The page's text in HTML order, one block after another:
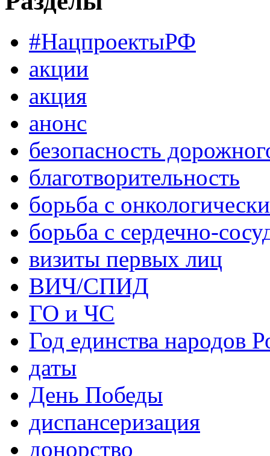
#НацпроектыРФ
акции
акция
анонс
безопасность
благотворительность
борьба с
борьба с сердечно-
визиты первых лиц
ВИЧ/СПИД
ГО и ЧС
Год единства народов
даты
День Победы
диспансеризация
донорство